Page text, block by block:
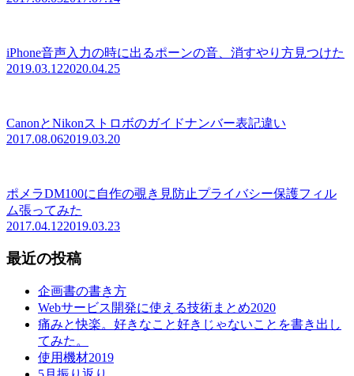
iPhone音声入力の時に出るポーンの音、消すやり方見つけた
2019.03.122020.04.25
CanonとNikonストロボのガイドナンバー表記違い
2017.08.062019.03.20
ポメラDM100に自作の覗き見防止プライバシー保護フィル
ム張ってみた
2017.04.122019.03.23
最近の投稿
企画書の書き方
Webサービス開発に使える技術まとめ2020
痛みと快楽。好きなこと好きじゃないことを書き出し
てみた。
使用機材2019